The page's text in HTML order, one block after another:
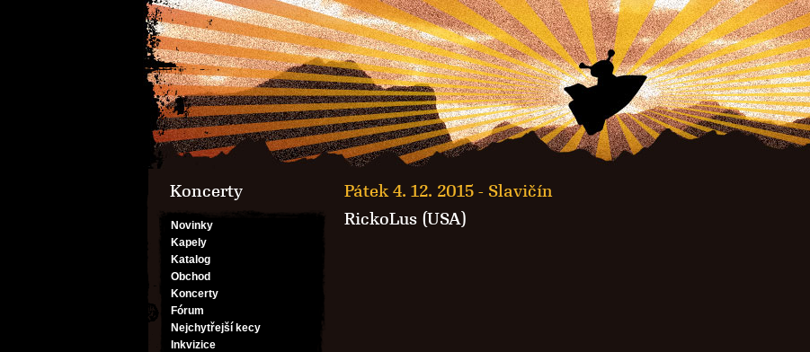
Koncerty
Novinky
Kapely
Katalog
Obchod
Koncerty
Fórum
Nejchytřejší kecy
Inkvizice
Pátek 4. 12. 2015 - Slavičín
RickoLus (USA)